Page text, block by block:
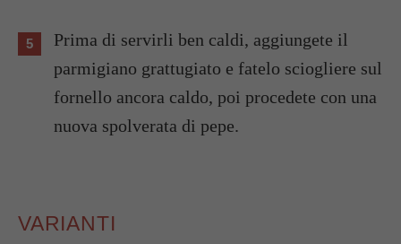
Prima di servirli ben caldi, aggiungete il
parmigiano grattugiato e fatelo sciogliere sul
fornello ancora caldo, poi procedete con una
nuova spolverata di pepe.
VARIANTI